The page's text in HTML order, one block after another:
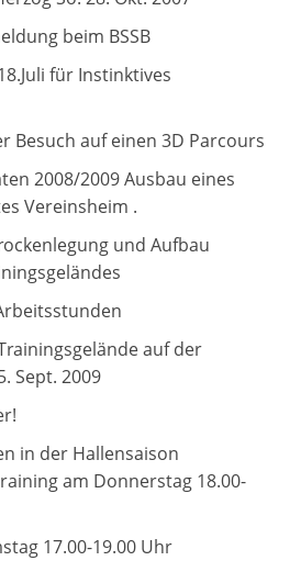
beim BSSB
für Instinktives
Besuch auf einen 3D Parcours
2008/2009 Ausbau eines
Vereinsheim .
und Aufbau
auf der
Sept. 2009
in der Hallensaison
am Donnerstag 18.00-
17.00-19.00 Uhr